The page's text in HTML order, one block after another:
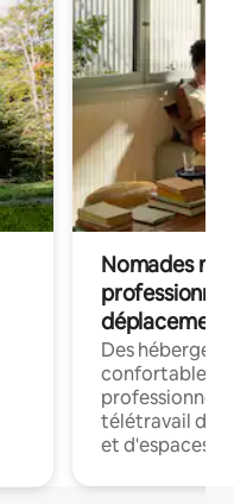
Nomades
déplacement
Des
confortables
professionnels
télétravail
et d'espaces